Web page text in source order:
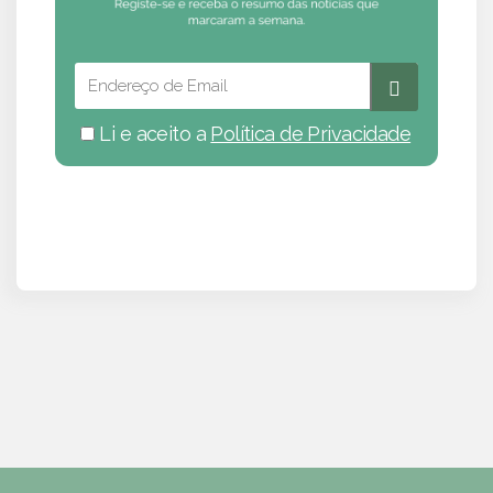
Li e aceito a Política de Privacidade